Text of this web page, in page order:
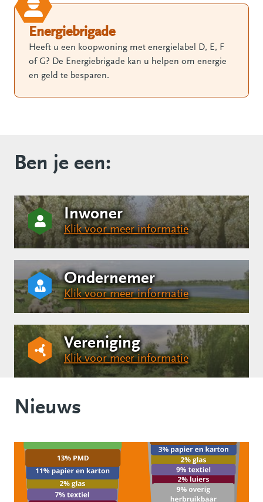
Energiebrigade
Heeft u een koopwoning met energielabel D, E, F
of G? De Energiebrigade kan u helpen om energie
en geld te besparen.
Ben je een:
Inwoner
Klik voor meer informatie
Ondernemer
Klik voor meer informatie
Vereniging
Klik voor meer informatie
Nieuws